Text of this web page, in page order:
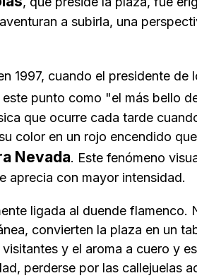
a subirla, una
1997, cuando el presidente de
punto como "el más bello
que ocurre cada tarde
color en un rojo encendido
Nevada. Este fenómeno
aprecia con mayor intensidad.
ligada al duende flamenco.
convierten la plaza en un
y el aroma a cuero y
perderse por las callejuelas